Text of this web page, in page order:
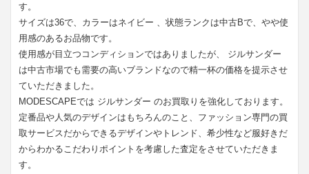
す。
サイズは36で、カラーはネイビー 、状態ランクは中古Bで、やや使
用感のあるお品物です。
使用感が目立つコンディションではありましたが、 ジルサンダー
は中古市場でも需要の高いブランドなので精一杯の価格を提示させ
ていただきました。
MODESCAPEでは ジルサンダー のお買取りを強化しております。
定番品や人気のデザインはもちろんのこと、ファッション専門の買
取サービスだからできるデザインやトレンド、希少性など服好きだ
からわかるこだわりポイントを考慮した査定をさせていただきま
す。